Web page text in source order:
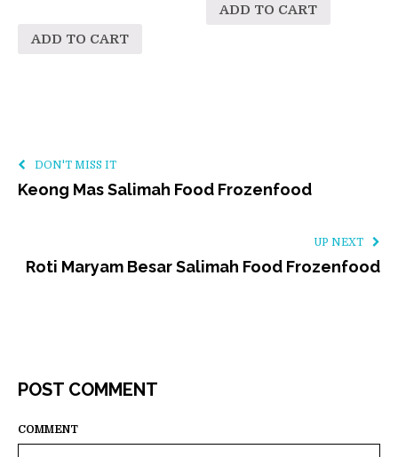
ADD TO CART
ADD TO CART
DON'T MISS IT
Keong Mas Salimah Food Frozenfood
UP NEXT
Roti Maryam Besar Salimah Food Frozenfood
POST COMMENT
COMMENT